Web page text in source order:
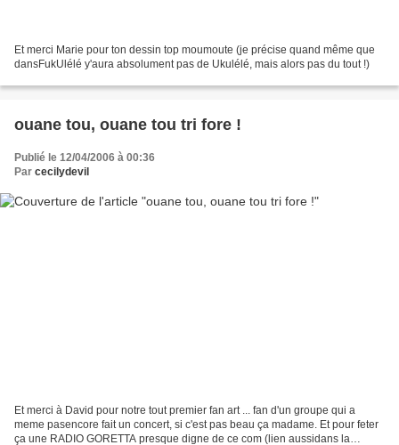
Et merci Marie pour ton dessin top moumoute (je précise quand même que
dansFukUlélé y'aura absolument pas de Ukulélé, mais alors pas du tout !)
ouane tou, ouane tou tri fore !
Publié le 12/04/2006 à 00:36
Par cecilydevil
Et merci à David pour notre tout premier fan art ... fan d'un groupe qui a
meme pasencore fait un concert, si c'est pas beau ça madame. Et pour feter
ça une RADIO GORETTA presque digne de ce com (lien aussidans la